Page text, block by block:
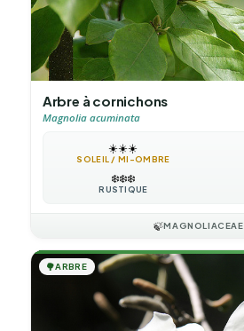
Arbre à cornichons
Magnolia acuminata
☀️☀️☀️
SOLEIL / MI-OMBRE
❄️❄️❄️
RUSTIQUE
🍃MAGNOLIACEAE
🌳ARBRE